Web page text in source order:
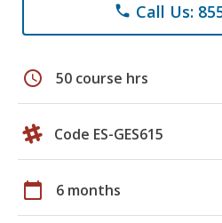
phone Call Us:
schedule 50 course hrs
Code ES-GES615
calendar_today 6 months